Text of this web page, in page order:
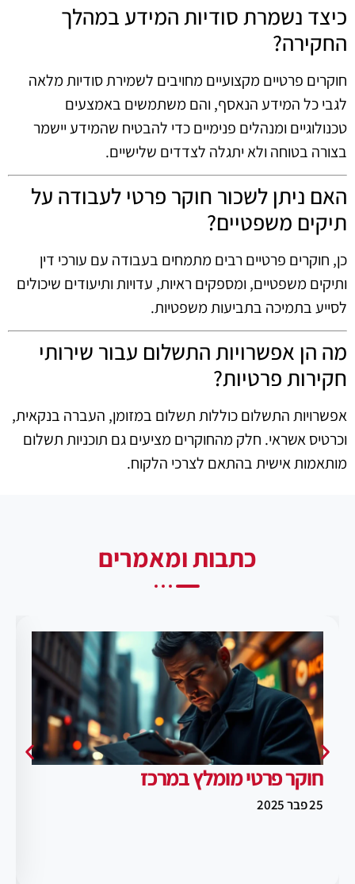
כיצד נשמרת סודיות המידע במהלך
החקירה?
חוקרים פרטיים מקצועיים מחויבים לשמירת סודיות מלאה
לגבי כל המידע הנאסף, והם משתמשים באמצעים
טכנולוגיים ומנהלים פנימיים כדי להבטיח שהמידע יישמר
בצורה בטוחה ולא יתגלה לצדדים שלישיים.
האם ניתן לשכור חוקר פרטי לעבודה על
תיקים משפטיים?
כן, חוקרים פרטיים רבים מתמחים בעבודה עם עורכי דין
ותיקים משפטיים, ומספקים ראיות, עדויות ותיעודים שיכולים
לסייע בתמיכה בתביעות משפטיות.
מה הן אפשרויות התשלום עבור שירותי
חקירות פרטיות?
אפשרויות התשלום כוללות תשלום במזומן, העברה בנקאית,
וכרטיס אשראי. חלק מהחוקרים מציעים גם תוכניות תשלום
מותאמות אישית בהתאם לצרכי הלקוח.
כתבות ומאמרים
חוקר פרטי מומלץ במרכז
25 פבר 2025